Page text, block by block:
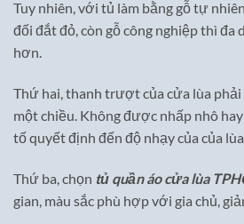
Tuy nhiên, với tủ làm bằng gỗ tự
đối đắt đỏ, còn gỗ công nghiệp thì đa
hơn.
Thứ hai, thanh trượt của cửa lùa phải
một chiều. Không được nhấp nhô
tố quyết định đến độ nhạy của của
Thứ ba, chọn tủ quần áo cửa lùa
gian, màu sắc phù hợp với gia chủ,